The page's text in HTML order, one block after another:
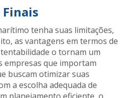
tenha suas limitações,
as vantagens em termos de
o tornam um
empresas que importam
buscam otimizar suas
a escolha adequada de